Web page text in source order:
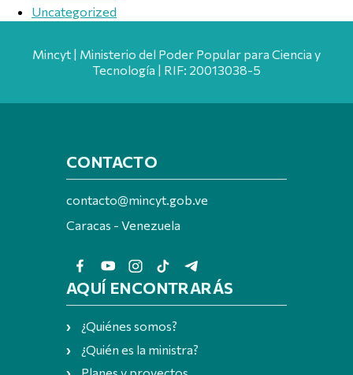
Uncategorized
Mincyt | Ministerio del Poder Popular para Ciencia y
Tecnología | RIF: 20013038-5
CONTACTO
contacto@mincyt.gob.ve
Caracas - Venezuela
AQUÍ ENCONTRARÁS
¿Quiénes somos?
¿Quién es la ministra?